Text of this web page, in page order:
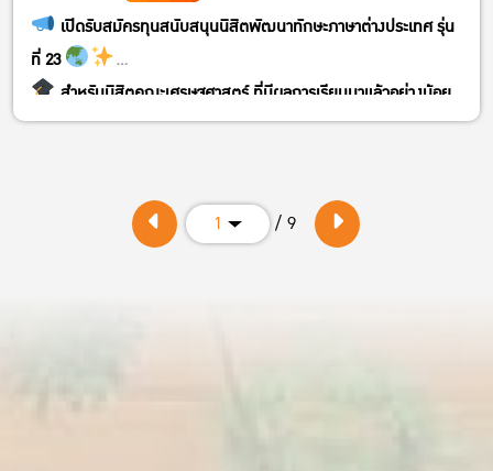
เปิดรับสมัครทุนสนับสนุนนิสิตพัฒนาทักษะภาษาต่างประเทศ รุ่น
ที่ 23
สำหรับนิสิตคณะเศรษฐศาสตร์ ที่มีผลการเรียนมาแล้วอย่างน้อย
1 ภาคการศึกษา
คอร์ส 3,000 บาท และ 3,200 บาท
1 / 9